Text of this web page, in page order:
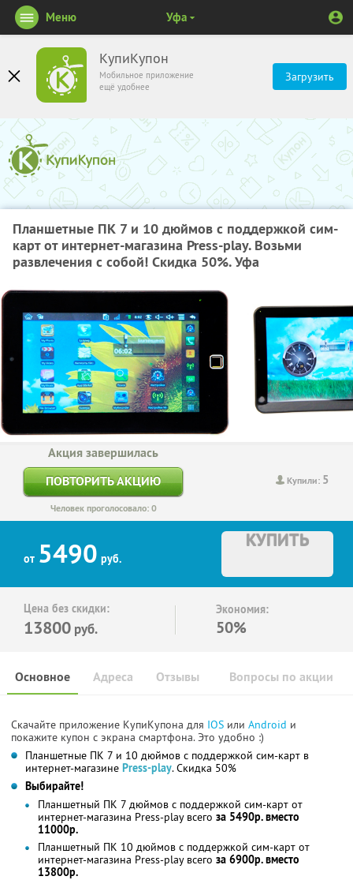
КупиКупон
Мобильное приложение
ещё удобнее
Загрузить
Меню Уфа
Планшетные ПК 7 и 10 дюймов с поддержкой сим-
карт от интернет-магазина Press-play. Возьми
развлечения с собой! Скидка 50%. Уфа
Купили: 5
Акция завершилась
ПОВТОРИТЬ АКЦИЮ
Человек проголосовало: 0
от 5490 руб.
КУПИТЬ
Цена без скидки:
13800 руб.
Экономия:
50%
Основное Отзывы Вопросы по акции
Адреса
Скачайте приложение КупиКупона для IOS или Android и
покажите купон с экрана смартфона. Это удобно :)
Планшетные ПК 7 и 10 дюймов с поддержкой сим-карт в
интернет-магазине Press-play. Скидка 50%
Выбирайте!
Планшетный ПК 7 дюймов с поддержкой сим-карт от
интернет-магазина Press-play всего за 5490р. вместо
11000р.
Планшетный ПК 10 дюймов с поддержкой сим-карт от
интернет-магазина Press-play всего за 6900р. вместо
13800р.